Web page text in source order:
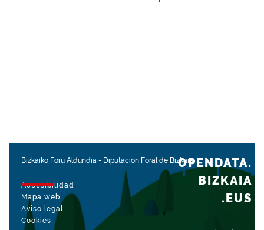
Bizkaiko Foru Aldundia - Diputación Foral de Bizkaia
Accesibilidad
Mapa web
Aviso legal
Cookies
OPENDATA.
BIZKAIA
.EUS